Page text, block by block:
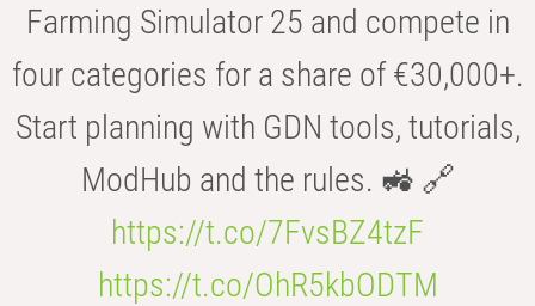
Farming Simulator 25 and compete in
four categories for a share of €30,000+.
Start planning with GDN tools, tutorials,
ModHub and the rules. 🚜 🔗
https://t.co/7FvsBZ4tzF
https://t.co/OhR5kbODTM